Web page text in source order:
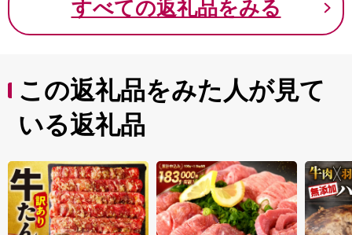
すべての返礼品をみる
この返礼品をみた人が見て
いる返礼品